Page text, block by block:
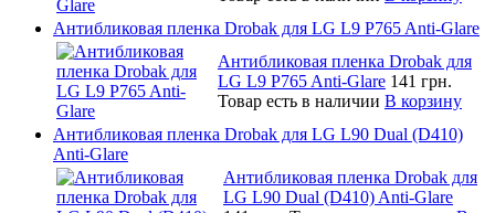
Антибликовая пленка Drobak для LG L9 P765 Anti-Glare
Антибликовая пленка Drobak для
LG L9 P765 Anti-Glare 141 грн.
Товар есть в наличии В корзину
Антибликовая пленка Drobak для LG L90 Dual (D410)
Anti-Glare
Антибликовая пленка Drobak для
LG L90 Dual (D410) Anti-Glare